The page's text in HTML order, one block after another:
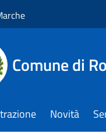
Comune di
Novità